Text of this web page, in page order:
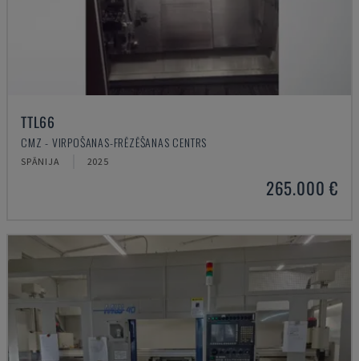
TTL66
CMZ - VIRPOŠANAS-FRĒZĒŠANAS CENTRS
SPĀNIJA 2025
265.000 €